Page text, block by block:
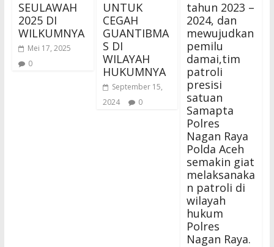
SEULAWAH
2025 DI
WILKUMNYA
Mei 17, 2025
0
UNTUK
CEGAH
GUANTIBMA
S DI
WILAYAH
HUKUMNYA
September 15,
2024
0
tahun 2023 –
2024, dan
mewujudkan
pemilu
damai,tim
patroli
presisi
satuan
Samapta
Polres
Nagan Raya
Polda Aceh
semakin giat
melaksanaka
n patroli di
wilayah
hukum
Polres
Nagan Raya.